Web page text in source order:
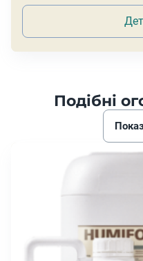
Подібні